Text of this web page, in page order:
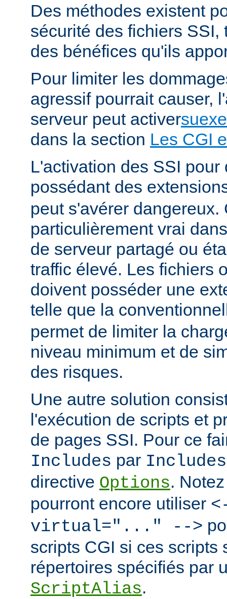
Des méthodes existent
sécurité des fichiers SSI,
des bénéfices qu'ils
Pour limiter les
agressif pourrait causer,
serveur peut activer
dans la section Les CGI
L'activation des SSI pour
possédant des
peut s'avérer dangereux.
particulièrement vrai
de serveur partagé ou
traffic élevé. Les fichiers
doivent posséder une
telle que la
permet de limiter la
niveau minimum et de
des risques.
Une autre solution
l'exécution de scripts et
de pages SSI. Pour ce
Includes par
directive Options.
pourront encore utiliser
virtual="..." -->
scripts CGI si ces scripts
répertoires spécifiés par
ScriptAlias.